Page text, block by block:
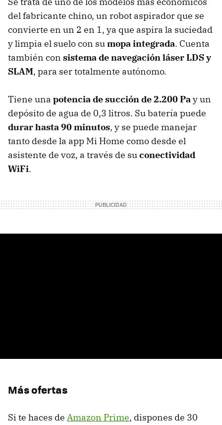
del fabricante chino, un robot aspirador que se
convierte en un 2 en 1, ya que aspira la suciedad
y limpia el suelo con sumopa integrada. Cuenta
también con sistema de navegación láser LDS y
SLAM, para ser totalmente autónomo.
Tiene una potencia de succión de 2.200 Pay un
depósito de agua de 0,3 litros. Su batería puede
durar hasta 90 minutos, y se puede manejar
tanto desde la app Mi Home como desde el
asistente de voz, a través de suconectividad
WiFi.
Más ofertas
Si te haces de Amazon Prime, dispones de 30